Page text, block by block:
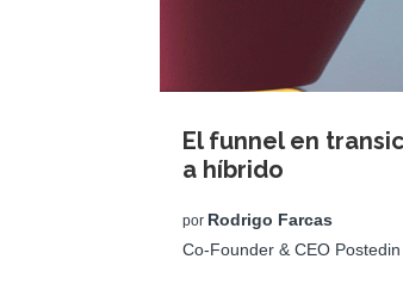
El funnel en
a híbrido
por Rodrigo Farcas
Co-Founder & CEO Postedin